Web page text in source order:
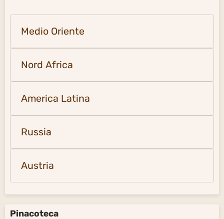
Medio Oriente
Nord Africa
America Latina
Russia
Austria
Pinacoteca